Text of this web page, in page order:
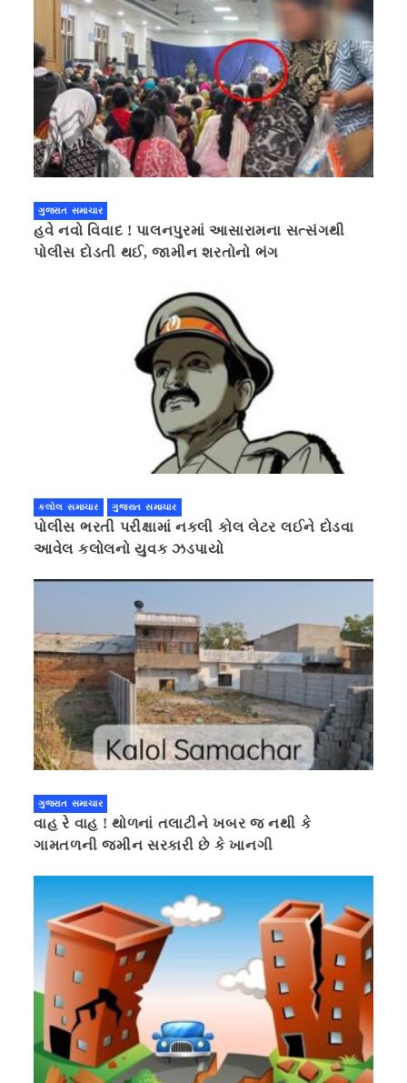
ગુજરાત સમાચાર
હવે નવો વિવાદ ! પાલનપુરમાં આસારામના સત્સંગથી
પોલીસ દોડતી થઈ, જામીન શરતોનો ભંગ
કલોલ સમાચાર ગુજરાત સમાચાર
પોલીસ ભરતી પરીક્ષામાં નકલી કોલ લેટર લઈને દોડવા
આવેલ કલોલનો યુવક ઝડપાયો
ગુજરાત સમાચાર
વાહ રે વાહ ! થોળનાં તલાટીને ખબર જ નથી કે
ગામતળની જમીન સરકારી છે કે ખાનગી